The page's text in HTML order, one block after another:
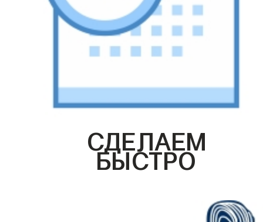
СДЕЛАЕМ
БЫСТРО